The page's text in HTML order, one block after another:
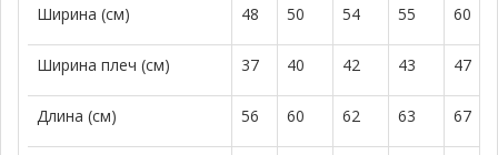
Ширина (см) 48 50 54 55 60
Ширина плеч (см) 37 40 42 43 47
Длина (см) 56 60 62 63 67